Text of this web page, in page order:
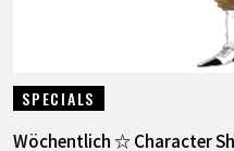
SPECIALS
Wöchentlich ☆ Character